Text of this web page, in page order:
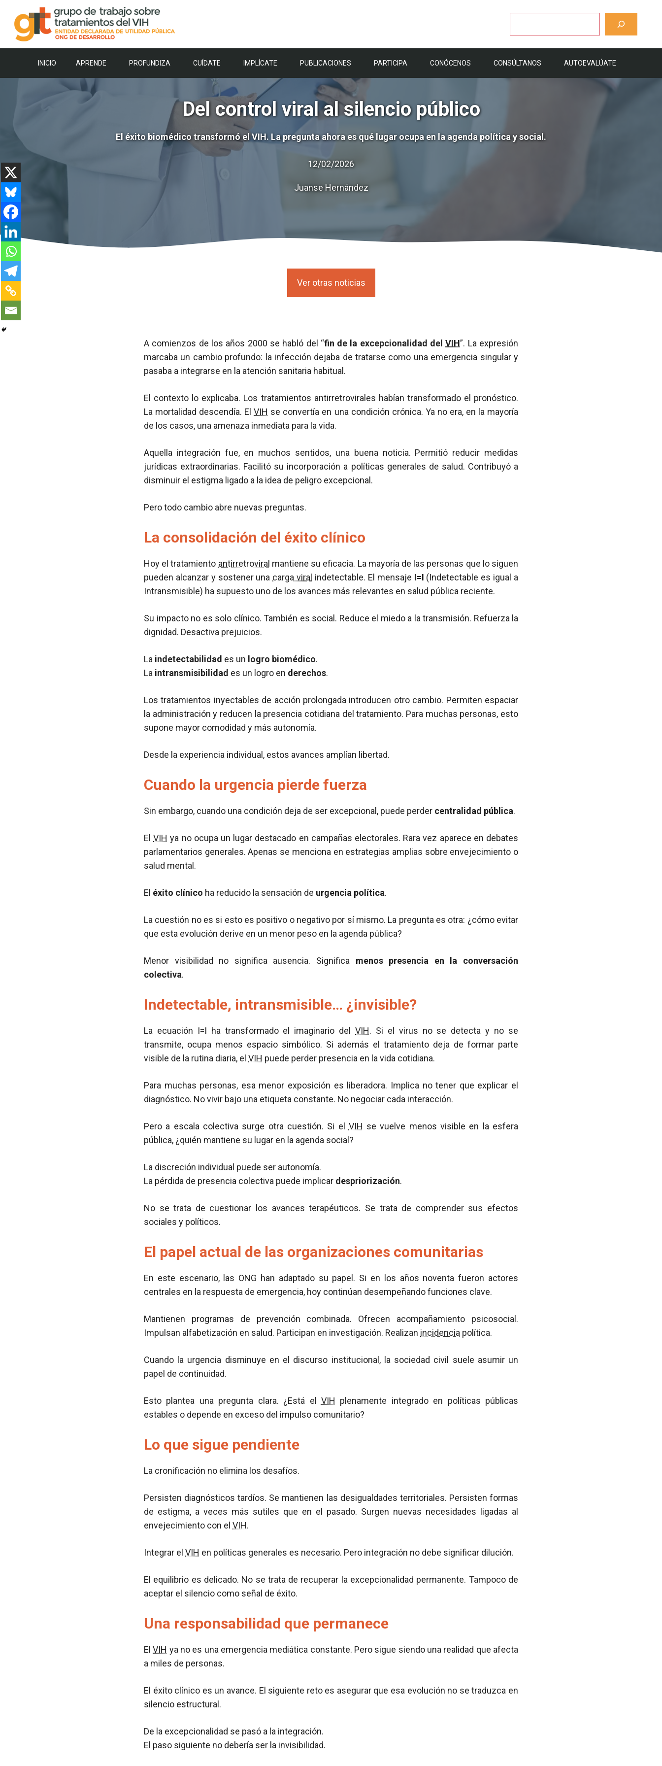
contenido
INICIO APRENDE PROFUNDIZA CUÍDATE IMPLÍCATE PUBLICACIONES PARTICIPA CONÓCENOS CONSÚLTANOS AUTOEVALÚATE
Del control viral al silencio público
El éxito biomédico transformó el VIH. La pregunta ahora es qué lugar ocupa en la agenda política y social.
12/02/2026
Juanse Hernández
Ver otras noticias
A comienzos de los años 2000 se habló del “fin de la excepcionalidad delVIH”. La expresión
marcaba un cambio profundo: la infección dejaba de tratarse como una emergencia singular y
pasaba a integrarse en la atención sanitaria habitual.
El contexto lo explicaba. Los tratamientos antirretrovirales habían transformado el pronóstico.
La mortalidad descendía. ElVIH se convertía en una condición crónica. Ya no era, en la mayoría
de los casos, una amenaza inmediata para la vida.
Aquella integración fue, en muchos sentidos, una buena noticia. Permitió reducir medidas
jurídicas extraordinarias. Facilitó su incorporación a políticas generales de salud. Contribuyó a
disminuir el estigma ligado a la idea de peligro excepcional.
Pero todo cambio abre nuevas preguntas.
La consolidación del éxito clínico
Hoy el tratamiento antirretroviral mantiene su eficacia. La mayoría de las personas que lo siguen
pueden alcanzar y sostener una carga viral indetectable. El mensaje I=I (Indetectable es igual a
Intransmisible) ha supuesto uno de los avances más relevantes en salud pública reciente.
Su impacto no es solo clínico. También es social. Reduce el miedo a la transmisión. Refuerza la
dignidad. Desactiva prejuicios.
La indetectabilidad es un logro biomédico.
La intransmisibilidad es un logro en derechos.
Los tratamientos inyectables de acción prolongada introducen otro cambio. Permiten espaciar
la administración y reducen la presencia cotidiana del tratamiento. Para muchas personas, esto
supone mayor comodidad y más autonomía.
Desde la experiencia individual, estos avances amplían libertad.
Cuando la urgencia pierde fuerza
Sin embargo, cuando una condición deja de ser excepcional, puede perder centralidad pública.
ElVIH ya no ocupa un lugar destacado en campañas electorales. Rara vez aparece en debates
parlamentarios generales. Apenas se menciona en estrategias amplias sobre envejecimiento o
salud mental.
El éxito clínico ha reducido la sensación de urgencia política.
La cuestión no es si esto es positivo o negativo por sí mismo. La pregunta es otra: ¿cómo evitar
que esta evolución derive en un menor peso en la agenda pública?
Menor visibilidad no significa ausencia. Significa menos presencia en la conversación
colectiva.
Indetectable, intransmisible… ¿invisible?
La ecuación I=I ha transformado el imaginario delVIH. Si el virus no se detecta y no se
transmite, ocupa menos espacio simbólico. Si además el tratamiento deja de formar parte
visible de la rutina diaria, el VIH puede perder presencia en la vida cotidiana.
Para muchas personas, esa menor exposición es liberadora. Implica no tener que explicar el
diagnóstico. No vivir bajo una etiqueta constante. No negociar cada interacción.
Pero a escala colectiva surge otra cuestión. Si el VIH se vuelve menos visible en la esfera
pública, ¿quién mantiene su lugar en la agenda social?
La discreción individual puede ser autonomía.
La pérdida de presencia colectiva puede implicar despriorización.
No se trata de cuestionar los avances terapéuticos. Se trata de comprender sus efectos
sociales y políticos.
El papel actual de las organizaciones comunitarias
En este escenario, las ONG han adaptado su papel. Si en los años noventa fueron actores
centrales en la respuesta de emergencia, hoy continúan desempeñando funciones clave.
Mantienen programas de prevención combinada. Ofrecen acompañamiento psicosocial.
Impulsan alfabetización en salud. Participan en investigación. Realizan incidencia política.
Cuando la urgencia disminuye en el discurso institucional, la sociedad civil suele asumir un
papel de continuidad.
Esto plantea una pregunta clara. ¿Está el VIH plenamente integrado en políticas públicas
estables o depende en exceso del impulso comunitario?
Lo que sigue pendiente
La cronificación no elimina los desafíos.
Persisten diagnósticos tardíos. Se mantienen las desigualdades territoriales. Persisten formas
de estigma, a veces más sutiles que en el pasado. Surgen nuevas necesidades ligadas al
envejecimiento con el VIH.
Integrar el VIH en políticas generales es necesario. Pero integración no debe significar dilución.
El equilibrio es delicado. No se trata de recuperar la excepcionalidad permanente. Tampoco de
aceptar el silencio como señal de éxito.
Una responsabilidad que permanece
ElVIH ya no es una emergencia mediática constante. Pero sigue siendo una realidad que afecta
a miles de personas.
El éxito clínico es un avance. El siguiente reto es asegurar que esa evolución no se traduzca en
silencio estructural.
De la excepcionalidad se pasó a la integración.
El paso siguiente no debería ser la invisibilidad.